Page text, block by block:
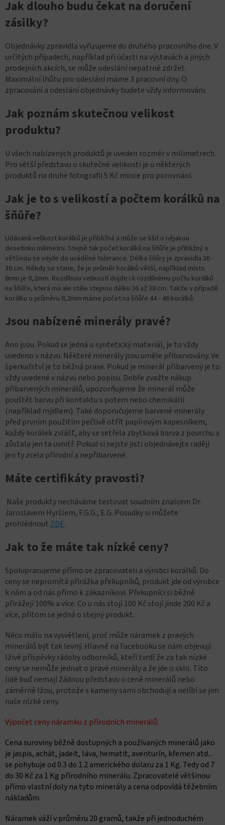
Jak dlouho budu čekat na doručení
zásilky?
Objednávky zpravidla vyřizujeme do druhého pracovního dne. V
určitých případech, například při účasti na výstavách a jiných
prodejních akcích, se může odeslání nepatrně zdržet.
Maximální lhůtu pro odeslání máme 3 pracovní dny. O
zpracování a odeslání objednávky budete vždy informováni.
Jak poznám skutečnou velikost
produktu?
U všech nabízených produktů je uveden rozměr v milimetrech.
Pro větší představu o skutečné velikosti je u některých
produktů na druhé fotografii 5 Kč mince pro porovnání.
Jak je to s velikostí a počtem korálků na
šňůře?
Udávaná velikost korálků je přibližná a může se lišit o nějakou
desetinku milimetru. Stejně tak počet korálků na šňůře je přibližný a
většinou se vejde do uváděné tolerance. Délka šňůry je zpravidla 36 -
38 cm. Někdy se stane, že je průměr korálků větší, například místo
8mm je 8,2mm. Rozdílnou velikostí dojde i k rozdílnému počtu korálků
na šňůře, která má ale stále stejnou délku 36 až 38 cm. Takže v případě
korálku o průměru 8,2mm máme počet na šňůře 44 - 46 korálků.
Jsou nabízené minerály pravé?
Ano jsou. Pokud se jedná o syntetický materiál, je to vždy
uvedeno v názvu. Některé minerály jsou uměle přibarvovány. Ve
šperkařství je to běžná praxe. Pokud je minerál přibarvený je to
vždy uvedené v názvu nebo popisu. Dobře zvažte nákup
přibarvených minerálů, upozorňujeme že minerál může
pouštět barvu při kontaktu s potem nebo chemikálií
(například mýdlem). Také doporučujeme barvené minerály
před prvním použitím pečlivě otřít papírovým kapesníkem,
každý korálek zvlášť, aby se setřela zbytková barva z povrchu a
zůstala jen ta uvnitř. Pokud si nejste jisti objednávejte raději
jen ty zcela přírodní a nepřibarvené.
Máte certifikáty pravosti?
Naše produkty necháváme testovat soudním znalcem Dr.
Jaroslavem Hyršlem, F.G.G., E.G. Posudky si můžete
prohlédnout ZDE.
Jak to že máte tak nízké ceny?
Spolupracujeme přímo se zpracovateli a výrobci korálků. Do
ceny se nepromítá přirážka překupníků, produkt jde od výrobce
k nám a od nás přímo k zákazníkovi. Překupníci si běžně
přirážejí 100% a více. Co u nás stojí 100 Kč stojí jinde 200 Kč a
více, přitom se jedná o stejný produkt.
Něco málo na vysvětlení, proč může náramek z pravých
minerálů být tak levný. Hlavně na Facebooku se nám objevují
lživé příspěvky rádoby odborníků, kteří tvrdí že za tak nízké
ceny se nemůže jednat o pravé minerály a že jde o sklo. Tito
lidé buď nemají žádnou představu o ceně minerálů nebo
záměrně lžou, protože s kameny sami obchodují a nelíbí se jim
naše nízké ceny.
Výpočet ceny náramku z přírodních minerálů:
Cena suroviny běžně dostupných a používaných minerálů jako
je jaspis, achát, jadeit, láva, hematit, aventurín, křemen atd...
se pohybuje od 0.3 do 1.2 amerického dolaru za 1 Kg. Tedy od 7
do 30 Kč za 1 Kg přírodního minerálu. Zpracovatelé většinou
přímo vlastní doly na tyto minerály a cena odpovídá těžebním
nákladům.
Náramek váží v průměru 20 gramů, takže při jednoduchém